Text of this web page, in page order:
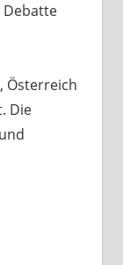
Österreich
Die